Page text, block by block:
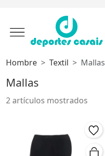
Hombre Textil Mallas
Mallas
2 artículos mostrados